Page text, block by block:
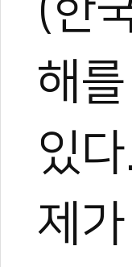
(한
해
있
제